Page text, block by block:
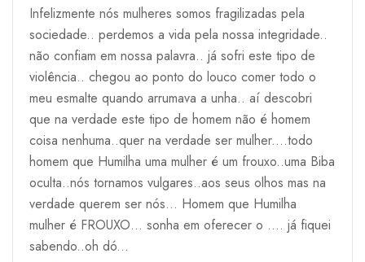
Infelizmente nós mulheres somos fragilizadas pela
sociedade.. perdemos a vida pela nossa integridade..
não confiam em nossa palavra.. já sofri este tipo de
violência.. chegou ao ponto do louco comer todo o
meu esmalte quando arrumava a unha.. aí descobri
que na verdade este tipo de homem não é homem
coisa nenhuma..quer na verdade ser mulher....todo
homem que Humilha uma mulher é um frouxo..uma Biba
oculta..nós tornamos vulgares..aos seus olhos mas na
verdade querem ser nós... Homem que Humilha
mulher é FROUXO... sonha em oferecer o .... já fiquei
sabendo..oh dó...